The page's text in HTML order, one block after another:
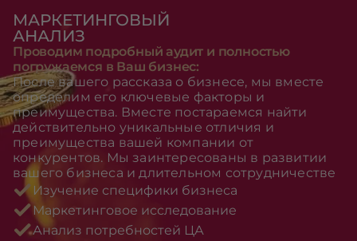
МАРКЕТИНГОВЫЙ
АНАЛИЗ
Проводим подробный аудит и полностью
погружаемся в Ваш бизнес:
После вашего рассказа о бизнесе, мы вместе
определим его ключевые факторы и
преимущества. Вместе постараемся найти
действительно уникальные отличия и
преимущества вашей компании от
конкурентов. Мы заинтересованы в развитии
вашего бизнеса и длительном сотрудничестве
Изучение специфики бизнеса
Маркетинговое исследование
Анализ потребностей ЦА